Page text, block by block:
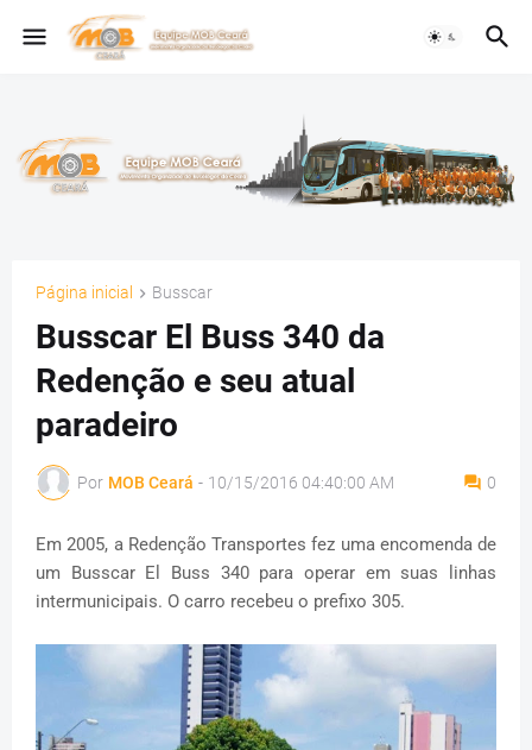
Página inicial Busscar
Busscar El Buss 340 da
Redenção e seu atual
paradeiro
Por MOB Ceará - 10/15/2016 04:40:00 AM 0
Em 2005, a Redenção Transportes fez uma encomenda de
um Busscar El Buss 340 para operar em suas linhas
intermunicipais. O carro recebeu o prefixo 305.